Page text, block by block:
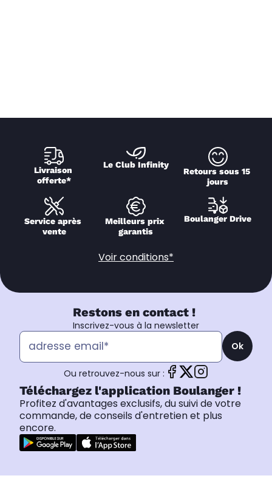
Livraison
offerte*
Le Club Infinity
Retours sous 15
jours
Service après
vente
Meilleurs prix
garantis
Boulanger Drive
Voir conditions*
Restons en contact !
Inscrivez-vous à la newsletter
Ok
Ou retrouvez-nous sur :
Téléchargez l'application Boulanger !
Profitez d'avantages exclusifs, du suivi de votre
commande, de conseils d'entretien et plus
encore.